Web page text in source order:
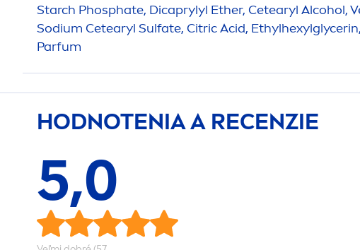
Starch Phosphate, Dicaprylyl Ether, Cetearyl Alcohol,
Sodium Cetearyl Sulfate, Citric Acid,
Parfum
HODNOTENIA A RECENZIE
5,0